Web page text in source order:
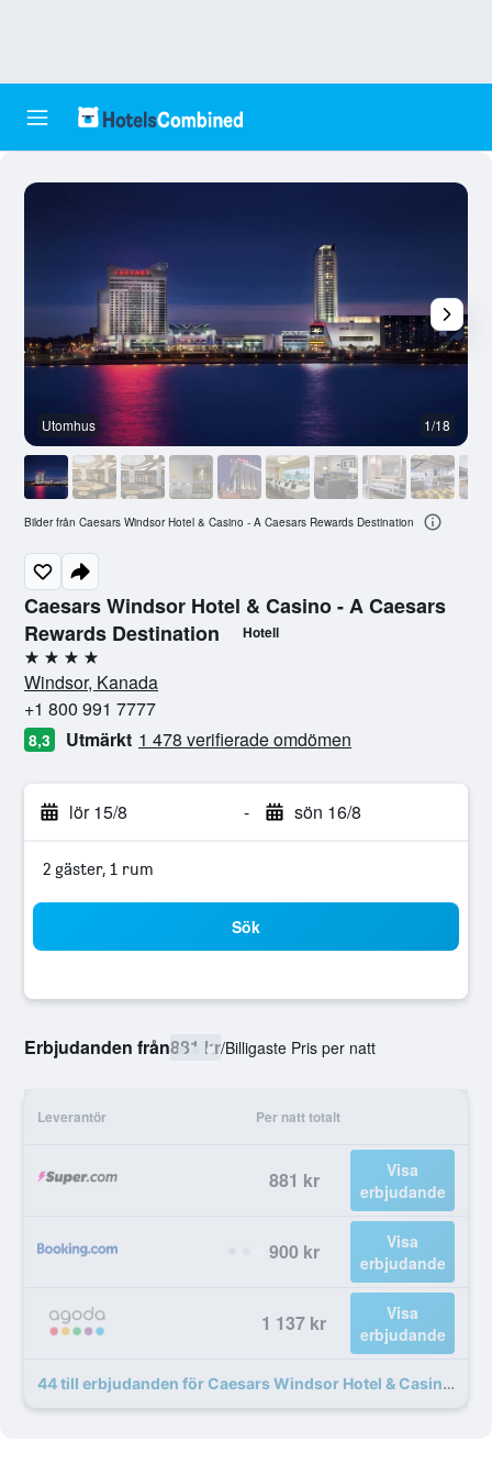
Caesars Windsor Hotel & Casino - A Caesars
Rewards Destination
Hotell
4 stjärnor
Windsor, Kanada
+1 800 991 7777
8,3 Utmärkt 1 478 verifierade omdömen
lör 15/8 - sön 16/8
2 gäster, 1 rum
Sök
Erbjudanden från881 kr/Billigaste Pris per natt
Leverantör Per natt totalt
881 kr
Visa
erbjudande
900 kr
Visa
erbjudande
1 137 kr
Visa
erbjudande
44 till erbjudanden för Caesars Windsor Hotel & Casino - A Caesars Rewards Destination
Utomhus 1/18
Bilder från Caesars Windsor Hotel & Casino - A Caesars Rewards Destination